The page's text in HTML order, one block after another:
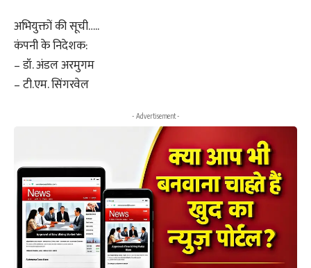
अभियुक्तों की सूची…..
कंपनी के निदेशक:
– डॉ. अंडल अरमुगम
– टी.एम. सिंगरवेल
- Advertisement -